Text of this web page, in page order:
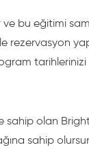
bu eğitimi
rezervasyon
sahip olan
sahip